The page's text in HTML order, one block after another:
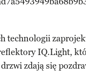
technologii
IQ.Light,
zdają się